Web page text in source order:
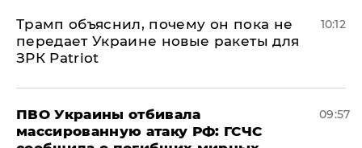
Трамп объяснил, почему он пока не
передает Украине новые ракеты для
ЗРК Patriot
10:12
ПВО Украины отбивала
массированную атаку РФ: ГСЧС
09:57